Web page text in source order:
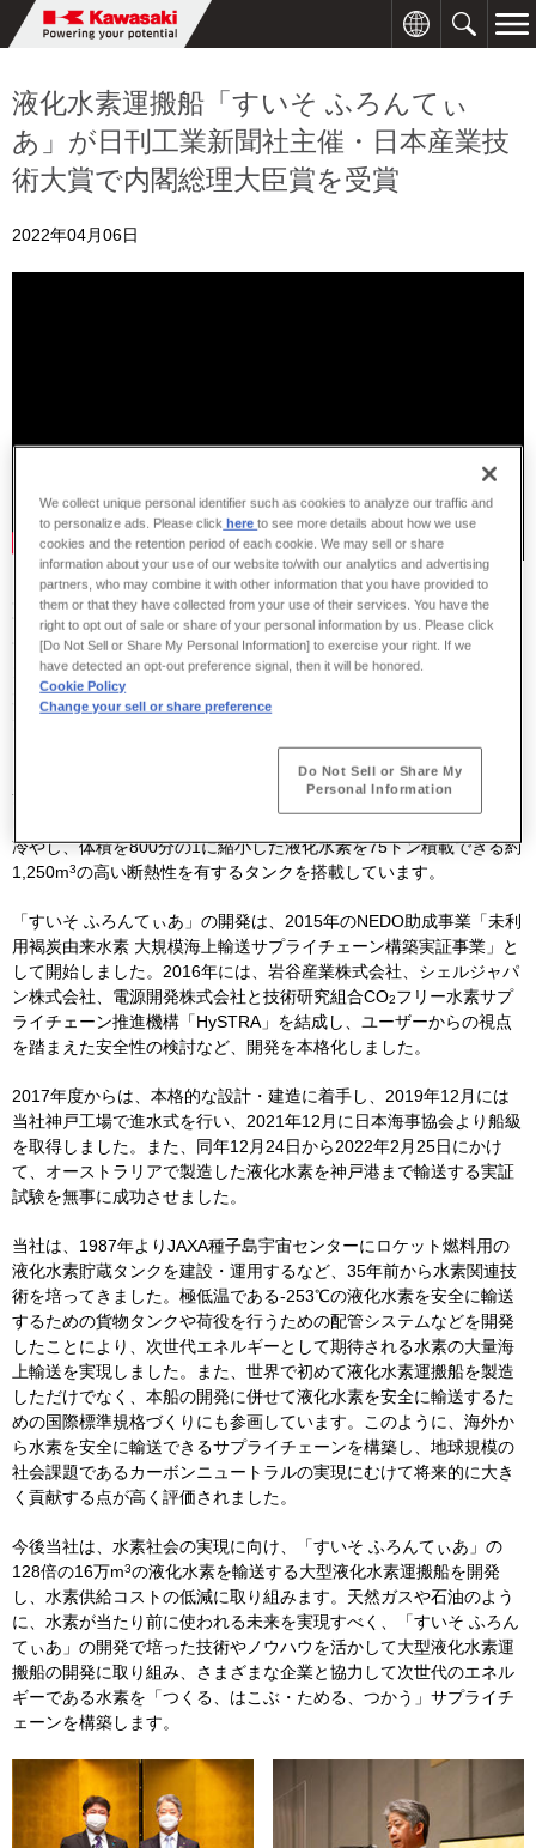
液化水素運搬船「すいそ ふろんてぃ
あ」が日刊工業新聞社主催・日本産業技
術大賞で内閣総理大臣賞を受賞
2022年04月06日
川崎重工が開発・建造した世界初の液化水素運搬船「すいそ ふろん
てぃあ」が、日刊工業新聞社主催の第51回 日本産業技術大賞におい
て、最高位の内閣総理大臣賞を受賞しました。日本産業技術大賞は
1972年に創設された歴史ある賞で、その年に実用化された革新的な
大型産業設備や先端技術の開発など、産業界や社会の発展に貢献し
「すいそ ふろんてぃあ」は、次世代エネルギーとして期待される水
素を、海外から効率よく安定して日本に輸送する技術の確立を目的
冷やし、体積を800分の1に縮小した液化水素を75トン積載できる約
1,250m3の高い断熱性を有するタンクを搭載しています。
「すいそ ふろんてぃあ」の開発は、 2015年のNEDO助成事業「未利
用褐炭由来水素 大規模海上輸送サプライチェーン構築実証事業」と
して開始しました。 2016年には、岩谷産業株式会社、シェルジャパ
ン株式会社、電源開発株式会社と技術研究組合CO2フリー水素サプ
ライチェーン推進機構「HySTRA 」を結成し、ユーザーからの視点
を踏まえた安全性の検討など、開発を本格化しました。
2017年度からは、本格的な設計・建造に着手し、 2019年12 月には
当社神戸工場で進水式を行い、 2021年12 月に日本海事協会より船級
を取得しました。また、同年12 月 24日から2022年2 月 25日にかけ
て、オーストラリアで製造した液化水素を神戸港まで輸送する実証
試験を無事に成功させました。
当社は、 1987年よりJAXA種子島宇宙センターにロケット燃料用の
液化水素貯蔵タンクを建設・運用するなど、 35年前から水素関連技
術を培ってきました。極低温である-253℃の液化水素を安全に輸送
するための貨物タンクや荷役を行うための配管システムなどを開発
したことにより、次世代エネルギーとして期待される水素の大量海
上輸送を実現しました。また、世界で初めて液化水素運搬船を製造
しただけでなく、本船の開発に併せて液化水素を安全に輸送するた
めの国際標準規格づくりにも参画しています。このように、海外か
ら水素を安全に輸送できるサプライチェーンを構築し、地球規模の
社会課題であるカーボンニュートラルの実現にむけて将来的に大き
く貢献する点が高く評価されました。
今後当社は、水素社会の実現に向け、「すいそ ふろんてぃあ」の
128倍の16万m3の液化水素を輸送する大型液化水素運搬船を開発
し、水素供給コストの低減に取り組みます。天然ガスや石油のよう
に、水素が当たり前に使われる未来を実現すべく、「すいそ ふろん
てぃあ」の開発で培った技術やノウハウを活かして大型液化水素運
搬船の開発に取り組み、さまざまな企業と協力して次世代のエネル
ギーである水素を「つくる、はこぶ・ためる、つかう」サプライチ
ェーンを構築します。
We collect unique personal identifier such as cookies to analyze our traffic and
to personalize ads. Please click hereto see more details about how we use
cookies and the retention period of each cookie. We may sell or share
information about your use of our website to/with our analytics and advertising
partners, who may combine it with other information that you have provided to
them or that they have collected from your use of their services. You have the
right to opt out of sale or share of your personal information by us. Please click
[Do Not Sell or Share My Personal Information] to exercise your right. If we
have detected an opt-out preference signal, then it will be honored.
Cookie Policy
Change your sell or share preference
Do Not Sell or Share My
Personal Information